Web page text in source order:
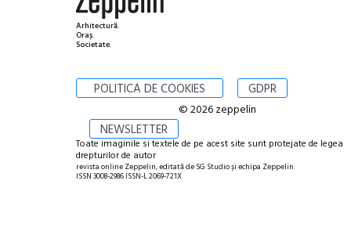
Arhitectură.
Oraș.
Societate.
POLITICA DE COOKIES GDPR
NEWSLETTER
© 2026 zeppelin
Toate imaginile si textele de pe acest site sunt protejate de legea
drepturilor de autor
revista online Zeppelin, editată de SG Studio și echipa Zeppelin
ISSN 3008-2986 ISSN-L 2069-721X